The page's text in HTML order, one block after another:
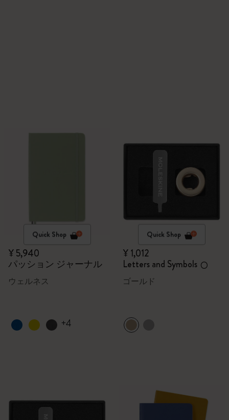
Quick Shop
¥ 5,940
パッション ジャーナル
ウェルネス
+4
Quick Shop
¥ 1,012
Letters and Symbols O
ゴールド